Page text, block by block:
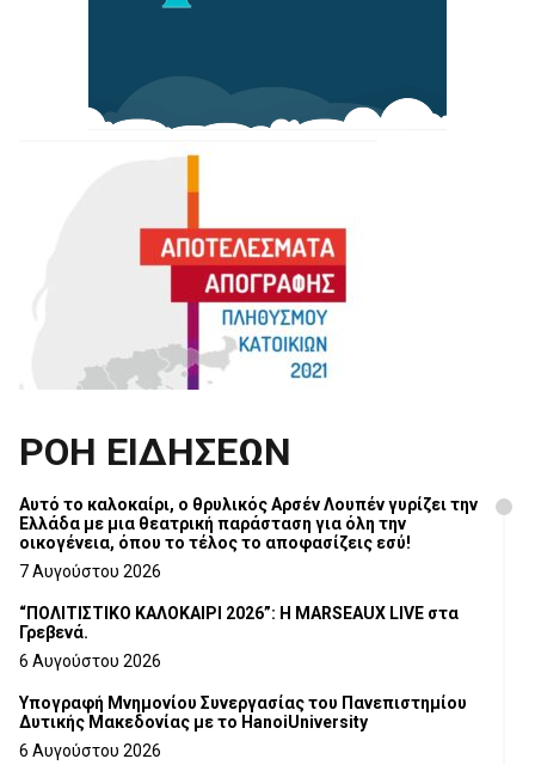
ΡΟΗ ΕΙΔΗΣΕΩΝ
Αυτό το καλοκαίρι, ο θρυλικός Αρσέν Λουπέν γυρίζει την
Ελλάδα με μια θεατρική παράσταση για όλη την
οικογένεια, όπου το τέλος το αποφασίζεις εσύ!
7 Αυγούστου 2026
“ΠΟΛΙΤΙΣΤΙΚΟ ΚΑΛΟΚΑΙΡΙ 2026”: Η MARSEAUX LIVE στα
Γρεβενά.
6 Αυγούστου 2026
Υπογραφή Μνημονίου Συνεργασίας του Πανεπιστημίου
Δυτικής Μακεδονίας με το HanoiUniversity
6 Αυγούστου 2026